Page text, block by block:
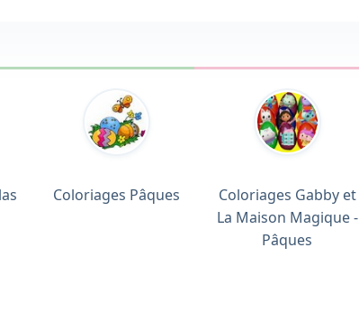
Coloriages Pâques
Coloriages Gabby et
La Maison Magique -
Pâques